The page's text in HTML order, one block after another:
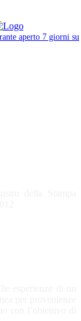
aperto 7 giorni su